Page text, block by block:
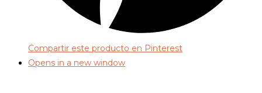
Compartir este producto en Pinterest
Opens in a new window